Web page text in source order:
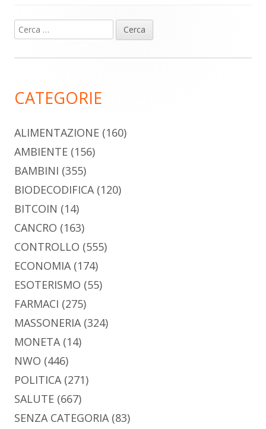
Barra
laterale
Ricerca
per:
CATEGORIE
ALIMENTAZIONE (160)
AMBIENTE (156)
BAMBINI (355)
BIODECODIFICA(120)
BITCOIN (14)
CANCRO (163)
CONTROLLO (555)
ECONOMIA(174)
ESOTERISMO (55)
FARMACI (275)
MASSONERIA(324)
MONETA(14)
NWO (446)
POLITICA(271)
SALUTE (667)
SENZA CATEGORIA(83)